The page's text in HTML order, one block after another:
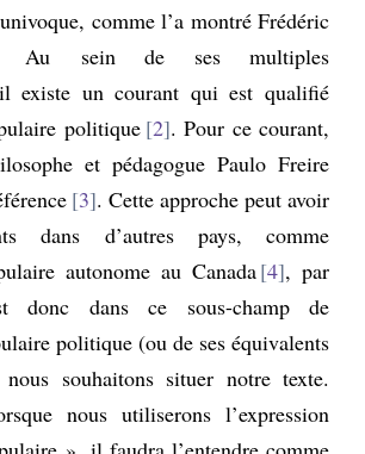
comme l’a montré Frédéric
Au sein de ses multiples
existe un courant qui est qualifié
politique 2 . Pour ce courant,
et pédagogue Paulo Freire
3 . Cette approche peut avoir
dans d’autres pays, comme
autonome au Canada 4 , par
donc dans ce sous-champ de
politique (ou de ses équivalents
souhaitons situer notre texte.
nous utiliserons l’expression